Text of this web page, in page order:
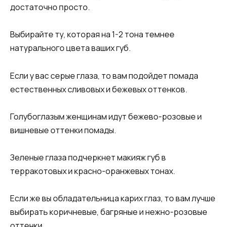
достаточно просто.
Выбирайте ту, которая на 1-2 тона темнее
натурального цвета ваших губ.
Если у вас серые глаза, то вам подойдет помада
естественных сливовых и бежевых оттенков.
Голубоглазым женщинам идут бежево-розовые и
вишневые оттенки помады.
Зеленые глаза подчеркнет макияж губ в
терракотовых и красно-оранжевых тонах.
Если же вы обладательница карих глаз, то вам лучше
выбирать коричневые, багряные и нежно-розовые